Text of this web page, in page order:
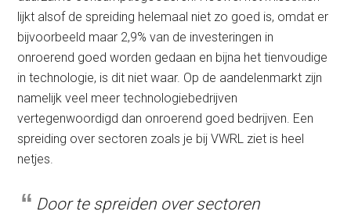
lijkt alsof de spreiding helemaal niet zo goed is, omdat er
bijvoorbeeld maar 2,9% van de investeringen in
onroerend goed worden gedaan en bijna het tienvoudige
in technologie, is dit niet waar. Op de aandelenmarkt zijn
namelijk veel meer technologiebedrijven
vertegenwoordigd dan onroerend goed bedrijven. Een
spreiding over sectoren zoals je bij VWRL ziet is heel
netjes.
Door te spreiden over sectoren